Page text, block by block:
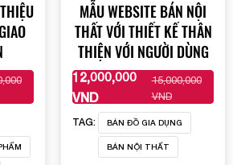
MẪU WEBSITE BÁN NỘI
THẤT VỚI THIẾT KẾ THÂN
THIỆN VỚI NGƯỜI DÙNG
12,000,000
VND
15,000,000
VND
XEM THÊM
TAG: BÁN ĐỒ GIA DỤNG
BÁN NỘI THẤT